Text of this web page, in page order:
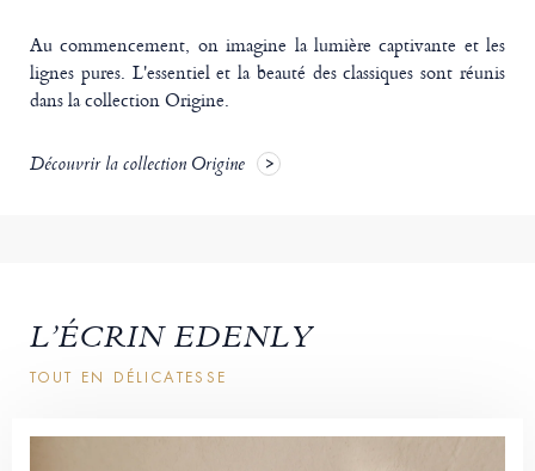
Au commencement, on imagine la lumière captivante et les
lignes pures. L'essentiel et la beauté des classiques sont réunis
dans la collection Origine.
Découvrir la collection Origine
L’ÉCRIN EDENLY
TOUT EN DÉLICATESSE